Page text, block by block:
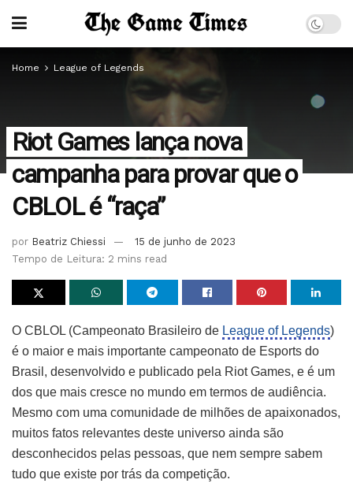
Home League of Legends
Riot Games lança nova
campanha para provar que o
CBLOL é “raça”
por Beatriz Chiessi
15 de junho de 2023
Tempo de Leitura: 2 mins read
O CBLOL (Campeonato Brasileiro de League of Legends)
é o maior e mais importante campeonato de Esports do
Brasil, desenvolvido e publicado pela Riot Games, e é um
dos que mais cresce no mundo em termos de audiência.
Mesmo com uma comunidade de milhões de apaixonados,
muitos fatos relevantes deste universo ainda são
desconhecidos pelas pessoas, que nem sempre sabem
tudo que existe por trás da competição.